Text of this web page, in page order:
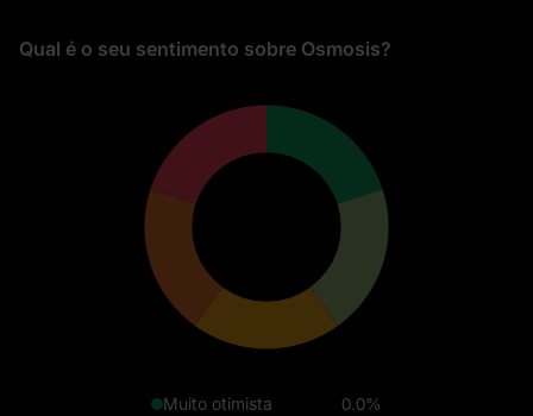
Qual é o seu sentimento sobre Osmosis?
Muito otimista
0.0%